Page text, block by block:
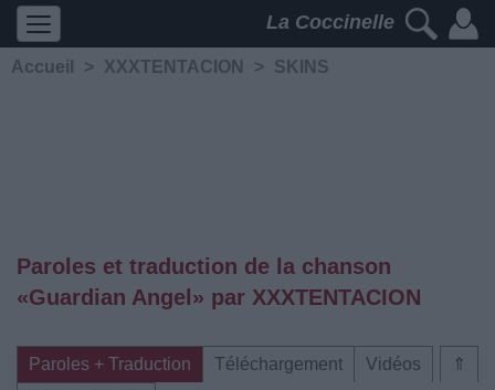
La Coccinelle
Accueil > XXXTENTACION > SKINS
Paroles et traduction de la chanson
«Guardian Angel» par XXXTENTACION
⇑
Paroles + Traduction Téléchargement
Vidéos